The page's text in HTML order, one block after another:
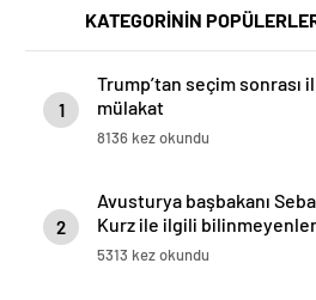
KATEGORİNİN
1
Trump’tan seçim sonrası
mülakat
8136 kez okundu
2
Avusturya başbakanı
Kurz ile ilgili bilinmeyenler
5313 kez okundu